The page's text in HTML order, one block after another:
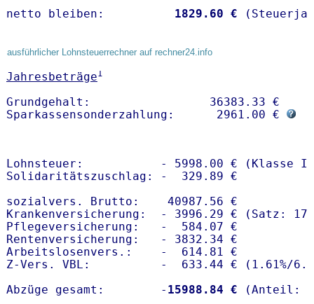
netto bleiben: 1829.60 €
ausführlicher Lohnsteuerrechner auf rechner24.info
Jahresbeträge1
Grundgehalt:                 36383.33 €
Sparkassensonderzahlung:      2961.00 €
Lohnsteuer:           - 5998.00 € (Klasse I)
Solidaritätszuschlag: -  329.89 €
sozialvers. Brutto:    40987.56 €
Krankenversicherung:  - 3996.29 € (Satz:
Pflegeversicherung:   -  584.07 €
Rentenversicherung:   - 3832.34 €
Arbeitslosenvers.:    -  614.81 €
Z-Vers. VBL:          -  633.44 € ( 1.61%/
Abzüge gesamt:        - 15988.84 €